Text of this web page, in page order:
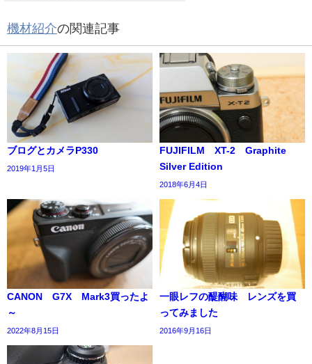
機材紹介の関連記事
ブログとカメラP330
2019年1月5日
FUJIFILM XT-2 Graphite
Silver Edition
2018年6月4日
CANON G7X Mark3買ったよ
～
2022年8月15日
一眼レフの醍醐味 レンズを買
ってみました
2016年9月16日